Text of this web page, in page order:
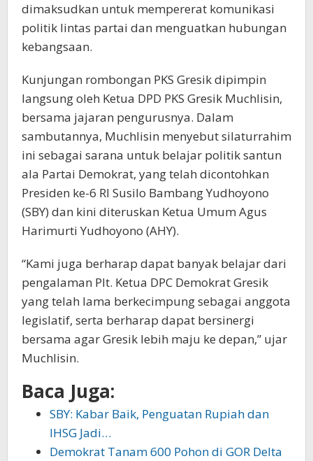
dimaksudkan untuk mempererat komunikasi
politik lintas partai dan menguatkan hubungan
kebangsaan.
Kunjungan rombongan PKS Gresik dipimpin
langsung oleh Ketua DPD PKS Gresik Muchlisin,
bersama jajaran pengurusnya. Dalam
sambutannya, Muchlisin menyebut silaturrahim
ini sebagai sarana untuk belajar politik santun
ala Partai Demokrat, yang telah dicontohkan
Presiden ke-6 RI Susilo Bambang Yudhoyono
(SBY) dan kini diteruskan Ketua Umum Agus
Harimurti Yudhoyono (AHY).
“Kami juga berharap dapat banyak belajar dari
pengalaman Plt. Ketua DPC Demokrat Gresik
yang telah lama berkecimpung sebagai anggota
legislatif, serta berharap dapat bersinergi
bersama agar Gresik lebih maju ke depan,” ujar
Muchlisin.
Baca Juga:
SBY: Kabar Baik, Penguatan Rupiah dan
IHSG Jadi…
Demokrat Tanam 600 Pohon di GOR Delta